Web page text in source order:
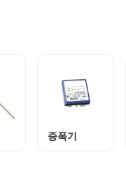
증폭기